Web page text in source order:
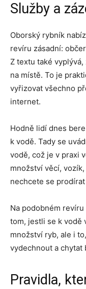
Služby a
Oborský rybník
revíru zásadní:
Z textu také
na místě. To je
vyřizovat všechno
internet.
Hodně lidí dnes
k vodě. Tady se
vodě, což je v praxi
množství věcí,
nechcete se
Na podobném
tom, jestli se k vodě
množství ryb, ale i
vydechnout a chytat
Pravidla,